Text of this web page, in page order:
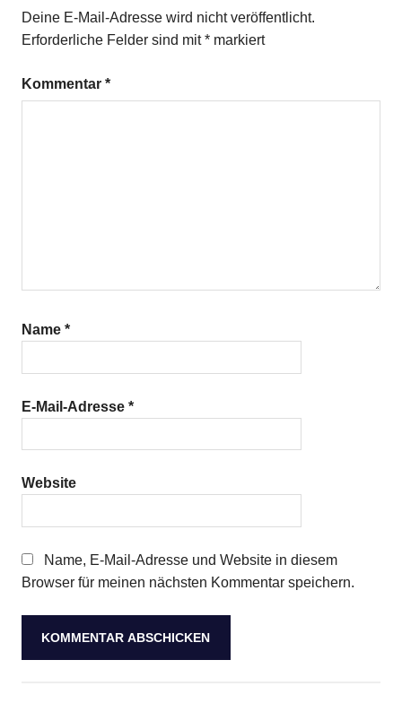
Shrimpspaste
Deine E-Mail-Adresse wird nicht veröffentlicht.
Erforderliche Felder sind mit* markiert
Kommentar *
Name *
E-Mail-Adresse *
Website
Name, E-Mail-Adresse und Website in diesem
Browser für meinen nächsten Kommentar speichern.